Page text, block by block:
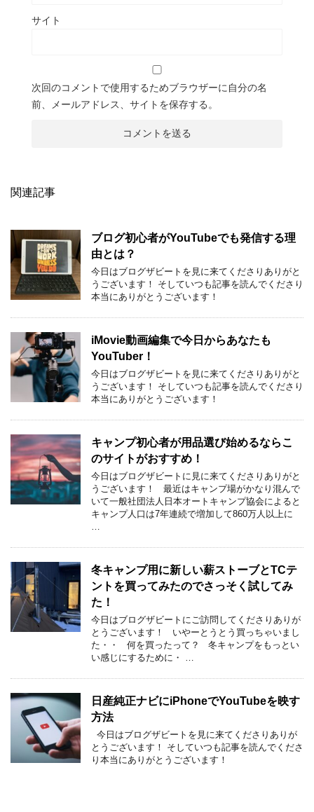
サイト
次回のコメントで使用するためブラウザーに自分の名
前、メールアドレス、サイトを保存する。
関連記事
ブログ初心者がYouTubeでも発信する理
由とは？
今日はブログザビートを見に来てくださりありがと
うございます！ そしていつも記事を読んでくださり
本当にありがとうございます！
iMovie動画編集で今日からあなたも
YouTuber！
今日はブログザビートを見に来てくださりありがと
うございます！ そしていつも記事を読んでくださり
本当にありがとうございます！
キャンプ初心者が用品選び始めるならこ
のサイトがおすすめ！
今日はブログザビートに見に来てくださりありがと
うございます！ 最近はキャンプ場がかなり混んで
いて一般社団法人日本オートキャンプ協会によると
キャンプ人口は7年連続で増加して860万人以上に
…
冬キャンプ用に新しい薪ストーブとTCテ
ントを買ってみたのでさっそく試してみ
た！
今日はブログザビートにご訪問してくださりありが
とうございます！ いやーとうとう買っちゃいまし
た・・ 何を買ったって？ 冬キャンプをもっとい
い感じにするために・ …
日産純正ナビにiPhoneでYouTubeを映す
方法
今日はブログザビートを見に来てくださりありが
とうございます！ そしていつも記事を読んでくださ
り本当にありがとうございます！